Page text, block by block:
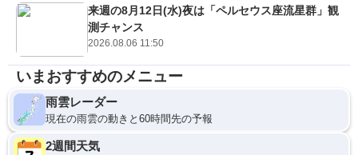
来週の8月12日(水)夜は「ペルセウス座流星群」観
測チャンス
2026.08.06 11:50
いまおすすめのメニュー
雨雲レーダー
現在の雨雲の動きと60時間先の予報
2週間天気